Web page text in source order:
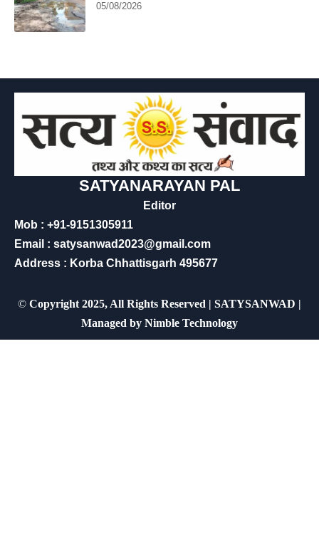
05/08/2026
SATYANARAYAN PAL
Editor
Mob : +91-9151305911
Email : satysanwad2023@gmail.com
Address : Korba Chhattisgarh 495677
© Copyright 2025, All Rights Reserved | SATYSANWAD |
Managed by Nimble Technology